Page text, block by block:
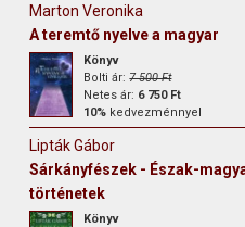
Marton Veronika
A teremtő nyelve a magyar
Könyv
Bolti ár:7 500 Ft
Netes ár: 6 750 Ft
10% kedvezménnyel
Lipták Gábor
Sárkányfészek - Észak-
történetek
Könyv